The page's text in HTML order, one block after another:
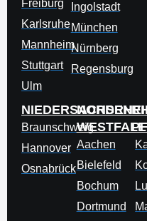
Freiburg
Karlsruhe
Mannheim
Stuttgart
Ulm
Ingolstadt
München
Nürnberg
Regensburg
NIEDERSACHSEN
Braunschweig
Hannover
Osnabrück
Aachen
Bielefeld
Bochum
Dortmund